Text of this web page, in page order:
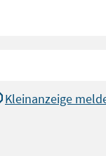
Kleinanzeige